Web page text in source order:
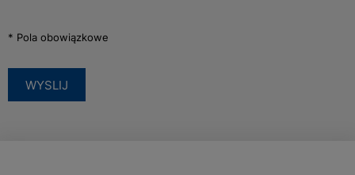
* Pola obowiązkowe
WYSLIJ